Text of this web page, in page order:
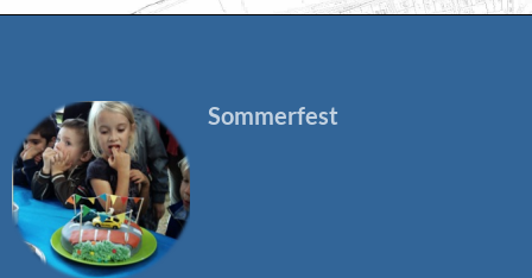
Sommerfest